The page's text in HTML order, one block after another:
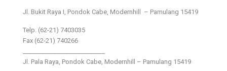
Jl. Bukit Raya I, Pondok Cabe, Modernhill – Pamulang 15419
Telp. (62-21) 7403035
Fax (62-21) 740266
Jl. Pala Raya, Pondok Cabe, Modernhill – Pamulang 15419